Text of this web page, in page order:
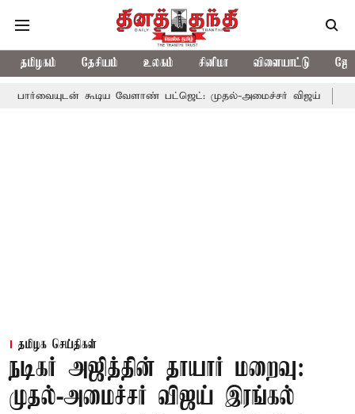
தமிழகம் தேசியம் உலகம் சினிமா விளையாட்டு
கூடிய வேளாண் பட்ஜெட்: முதல்-அமைச்சர் விஜய் தமிழக
தமிழக செய்திகள்
நடிகர் அஜித்தின் தாயார் மறைவு:
முதல்-அமைச்சர் விஜய் இரங்கல்